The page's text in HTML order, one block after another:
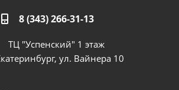
8 (343) 266-31-13
ТЦ "Успенский" 1 этаж
ул. Вайнера 10